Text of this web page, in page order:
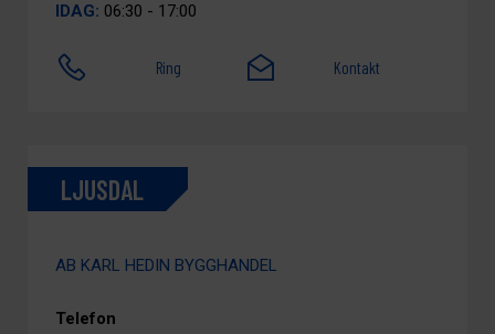
IDAG: 06:30 - 17:00
Ring Kontakt
LJUSDAL
AB KARL HEDIN BYGGHANDEL
Telefon